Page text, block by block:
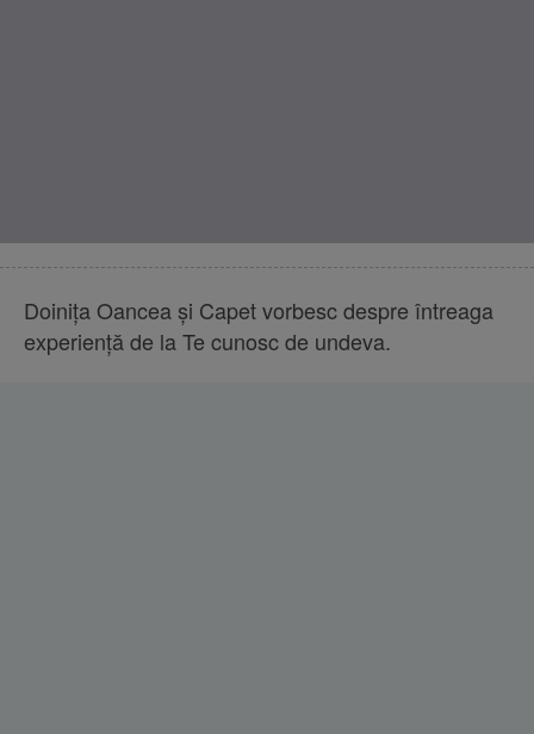
Doinița Oancea și Capet vorbesc despre întreaga
experiență de la Te cunosc de undeva.